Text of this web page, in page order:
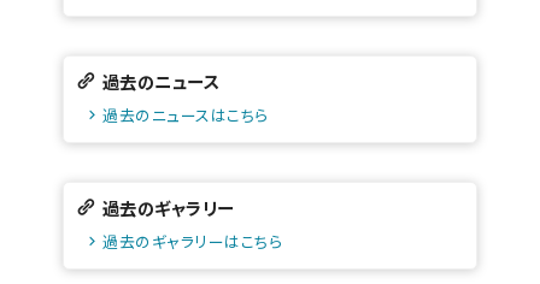
過去のニュース
過去のニュースはこちら
過去のギャラリー
過去のギャラリーはこちら